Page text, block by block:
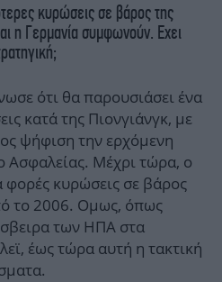
κυρώσεις σε βάρος της
η Γερμανία συμφωνούν. Εχει
ότι θα παρουσιάσει ένα
κατά της Πιονγιάνγκ, με
ψήφιση την ερχόμενη
Ασφαλείας. Μέχρι τώρα, ο
φορές κυρώσεις σε βάρος
το 2006. Ομως, όπως
των ΗΠΑ στα
έως τώρα αυτή η τακτική